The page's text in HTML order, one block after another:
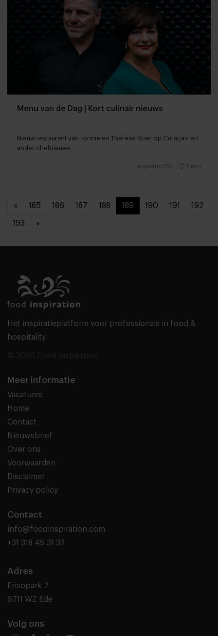
Menu van de Dag | Kort culinair nieuws
Nieuw restaurant van Jonnie en Thérèse Boer op Curaçao en
ander chefnieuws
11 augustus 2021 2 min
« 185 186 187 188 189 190 191 192
193 »
Het inspiratieplatform voor professionals in food &
hospitality
Meer informatie
Vacatures
Home
Contact
Nieuwsbrief
Over ons
Voorwaarden
Disclaimer
Privacy policy
Contact
info@foodinspiration.com
+31 318 49 31 32
Adres
Frisopark 2
6711 WZ Ede
Volg ons